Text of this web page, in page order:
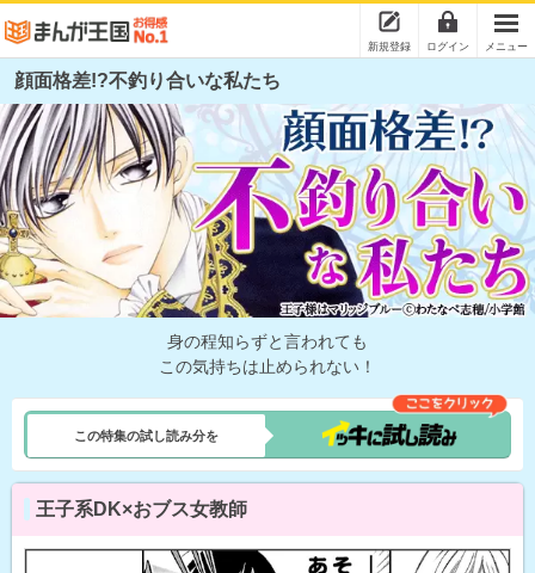
新規登録 ログイン メニュー
顔面格差!?不釣り合いな私たち
身の程知らずと言われても
この気持ちは止められない！
この特集の試し読み分を
王子系DK×おブス女教師